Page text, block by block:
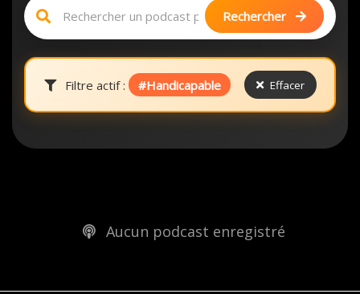
Rechercher
Filtre actif : #Handicapable Effacer
Aucun podcast enregistré